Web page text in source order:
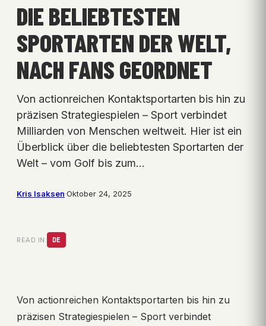
DIE BELIEBTESTEN
SPORTARTEN DER WELT,
NACH FANS GEORDNET
Von actionreichen Kontaktsportarten bis hin zu
präzisen Strategiespielen – Sport verbindet
Milliarden von Menschen weltweit. Hier ist ein
Überblick über die beliebtesten Sportarten der
Welt – vom Golf bis zum…
Kris Isaksen·Oktober 24, 2025
READ IN: DE
Von actionreichen Kontaktsportarten bis hin zu
präzisen Strategiespielen – Sport verbindet